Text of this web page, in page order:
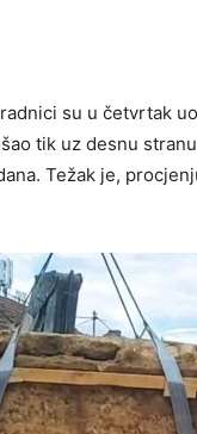
su u četvrtak
tik uz desnu
Težak je,